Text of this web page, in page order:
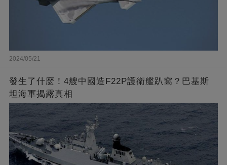
2024/05/21
發生了什麼！4艘中國造F22P護衛艦趴窩？巴基斯
坦海軍揭露真相